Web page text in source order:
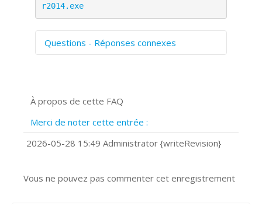
r2014.exe
Questions - Réponses connexes
Prise de vue 360°
?
Comment installer Google Chrome ?
À propos de cette FAQ
Merci de noter cette entrée :
2026-05-28 15:49 Administrator {writeRevision}
Vous ne pouvez pas commenter cet enregistrement